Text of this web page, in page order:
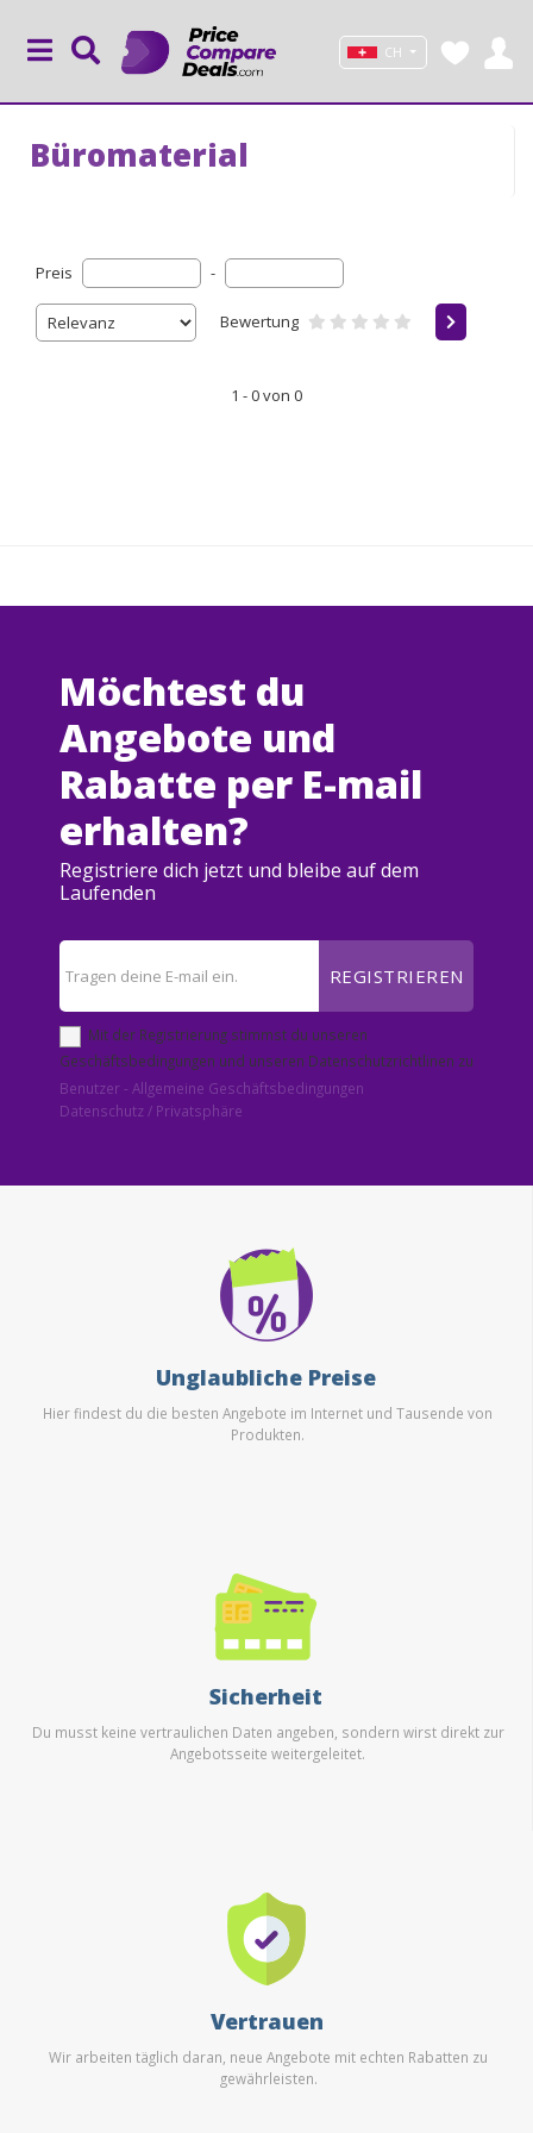
CH
Büromaterial
Preis -
Bewertung
1 - 0 von 0
Möchtest du
Angebote und
Rabatte per E-mail
erhalten?
Registriere dich jetzt und bleibe auf dem
Laufenden
REGISTRIEREN
Mit der Registrierung stimmst du unseren
Geschäftsbedingungen und unseren Datenschutzrichtlinen zu
Benutzer - Allgemeine Geschäftsbedingungen
Datenschutz / Privatsphäre
Unglaubliche Preise
Hier findest du die besten Angebote im Internet und Tausende von
Produkten.
Sicherheit
Du musst keine vertraulichen Daten angeben, sondern wirst direkt zur
Angebotsseite weitergeleitet.
Vertrauen
Wir arbeiten täglich daran, neue Angebote mit echten Rabatten zu
gewährleisten.